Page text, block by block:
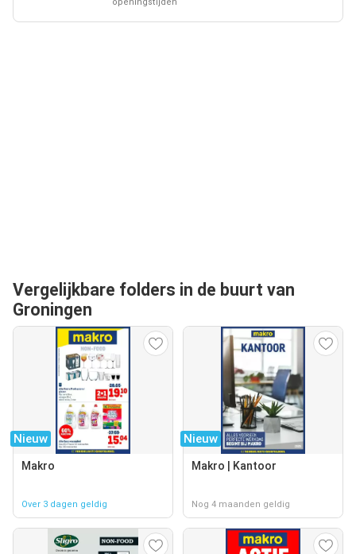
Vergelijkbare folders in de buurt van
Groningen
Nieuw
Makro
Over 3 dagen geldig
Nieuw
Makro | Kantoor
Nog 4 maanden geldig